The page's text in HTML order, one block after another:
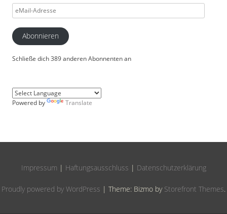
eMail-
Adresse
Abonnieren
Schließe dich 389 anderen Abonnenten an
Powered by Translate
Impressum | Haftungsausschluss | Datenschutzerklärung
Proudly powered by WordPress | Theme: Bizmo by Storefront Themes.